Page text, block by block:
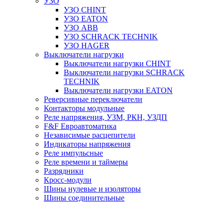
УЗО CHINT
УЗО EATON
УЗО ABB
УЗО SCHRACK TECHNIK
УЗО HAGER
Выключатели нагрузки
Выключатели нагрузки CHINT
Выключатели нагрузки SCHRACK
TECHNIK
Выключатели нагрузки EATON
Реверсивные переключатели
Контакторы модульные
Реле напряжения, УЗМ, РКН, УЗДП
F&F Евроавтоматика
Независимые расцепители
Индикаторы напряжения
Реле импульсные
Реле времени и таймеры
Разрядники
Кросс-модули
Шины нулевые и изоляторы
Шины соединительные